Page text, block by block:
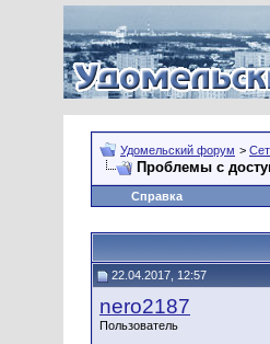
Удомельский форум >
Проблемы с
Справка
22.04.2017, 12:57
nero2187
Пользователь